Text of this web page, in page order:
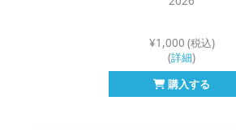
¥1,000 (税込)
(詳細)
購入する